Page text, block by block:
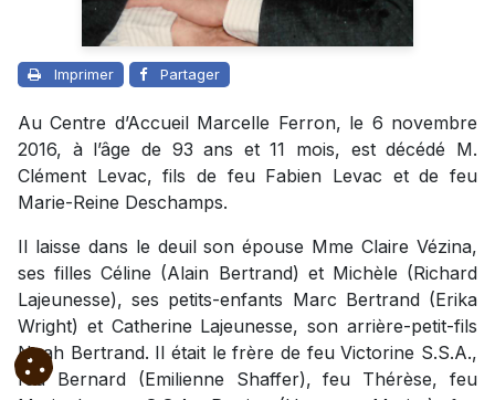
Imprimer Partager
Au Centre d’Accueil Marcelle Ferron, le 6 novembre
2016, à l’âge de 93 ans et 11 mois, est décédé M.
Clément Levac, fils de feu Fabien Levac et de feu
Marie-Reine Deschamps.
Il laisse dans le deuil son épouse Mme Claire Vézina,
ses filles Céline (Alain Bertrand) et Michèle (Richard
Lajeunesse), ses petits-enfants Marc Bertrand (Erika
Wright) et Catherine Lajeunesse, son arrière-petit-fils
Noah Bertrand. Il était le frère de feu Victorine S.S.A.,
feu Bernard (Emilienne Shaffer), feu Thérèse, feu